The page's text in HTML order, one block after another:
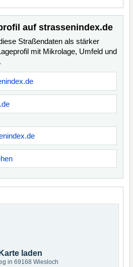
auf strassenindex.de
Straßendaten als stärker
mit Mikrolage, Umfeld und
Karte laden
in 69168 Wiesloch